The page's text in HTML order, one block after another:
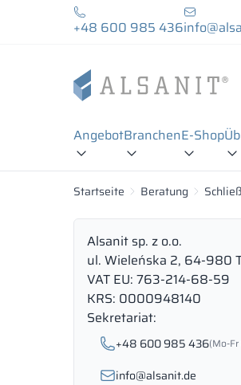
+48 600 985 436
AngebotBranchenE-Shop
Startseite Beratung
Alsanit sp. z o.o.
ul. Wieleńska 2, 64-980
VAT EU: 763-214-68-59
KRS: 0000948140
Sekretariat:
+48 600 985 436(Mo-
info@alsanit.de